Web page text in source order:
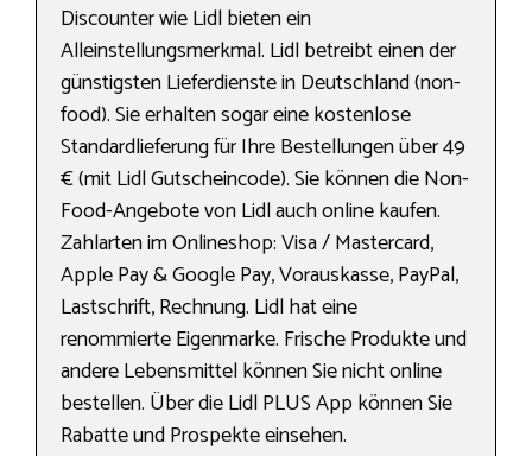
Discounter wie Lidl bieten ein
Alleinstellungsmerkmal. Lidl betreibt einen der
günstigsten Lieferdienste in Deutschland (non-
food). Sie erhalten sogar eine kostenlose
Standardlieferung für Ihre Bestellungen über 49
€ (mit Lidl Gutscheincode). Sie können die Non-
Food-Angebote von Lidl auch online kaufen.
Zahlarten im Onlineshop: Visa / Mastercard,
Apple Pay & Google Pay, Vorauskasse, PayPal,
Lastschrift, Rechnung. Lidl hat eine
renommierte Eigenmarke. Frische Produkte und
andere Lebensmittel können Sie nicht online
bestellen. Über die Lidl PLUS App können Sie
Rabatte und Prospekte einsehen.